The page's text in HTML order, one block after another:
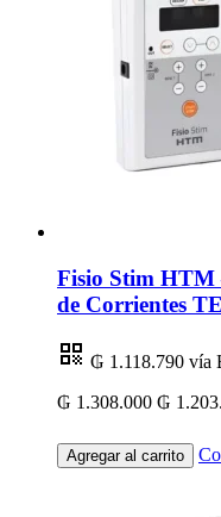
Fisio Stim HTM
de Corrientes
₲ 1.118.790 vía
₲ 1.308.000 ₲
Agregar al carrito